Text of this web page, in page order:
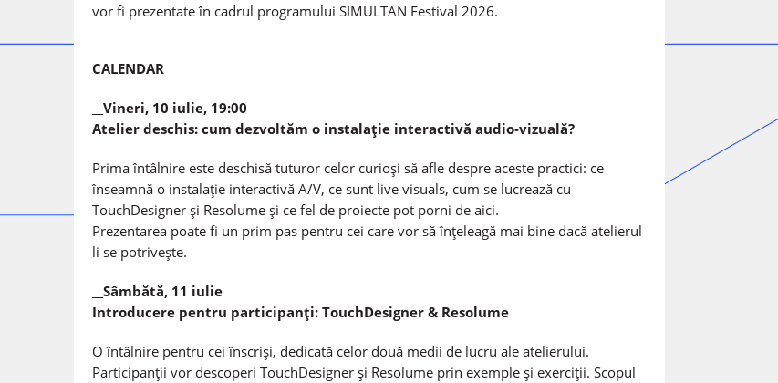
vor fi prezentate în cadrul programului SIMULTAN Festival 2026.
CALENDAR
__Vineri, 10 iulie, 19:00
Atelier deschis: cum dezvoltăm o instalație interactivă audio-vizuală?
Prima întâlnire este deschisă tuturor celor curioși să afle despre aceste practici: ce
înseamnă o instalație interactivă A/V, ce sunt live visuals, cum se lucrează cu
TouchDesigner și Resolume și ce fel de proiecte pot porni de aici.
Prezentarea poate fi un prim pas pentru cei care vor să înțeleagă mai bine dacă atelierul
li se potrivește.
__Sâmbătă, 11 iulie
Introducere pentru participanți: TouchDesigner & Resolume
O întâlnire pentru cei înscriși, dedicată celor două medii de lucru ale atelierului.
Participanții vor descoperi TouchDesigner și Resolume prin exemple și exerciții. Scopul